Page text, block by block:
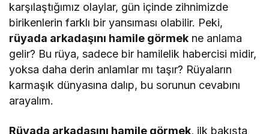
karşılaştığımız olaylar, gün içinde zihnimizde
birikenlerin farklı bir yansıması olabilir. Peki,
rüyada arkadaşını hamile görmek ne anlama
gelir? Bu rüya, sadece bir hamilelik habercisi midir,
yoksa daha derin anlamlar mı taşır? Rüyaların
karmaşık dünyasına dalıp, bu sorunun cevabını
arayalım.
Rüyada arkadaşını hamile görmek, ilk bakışta